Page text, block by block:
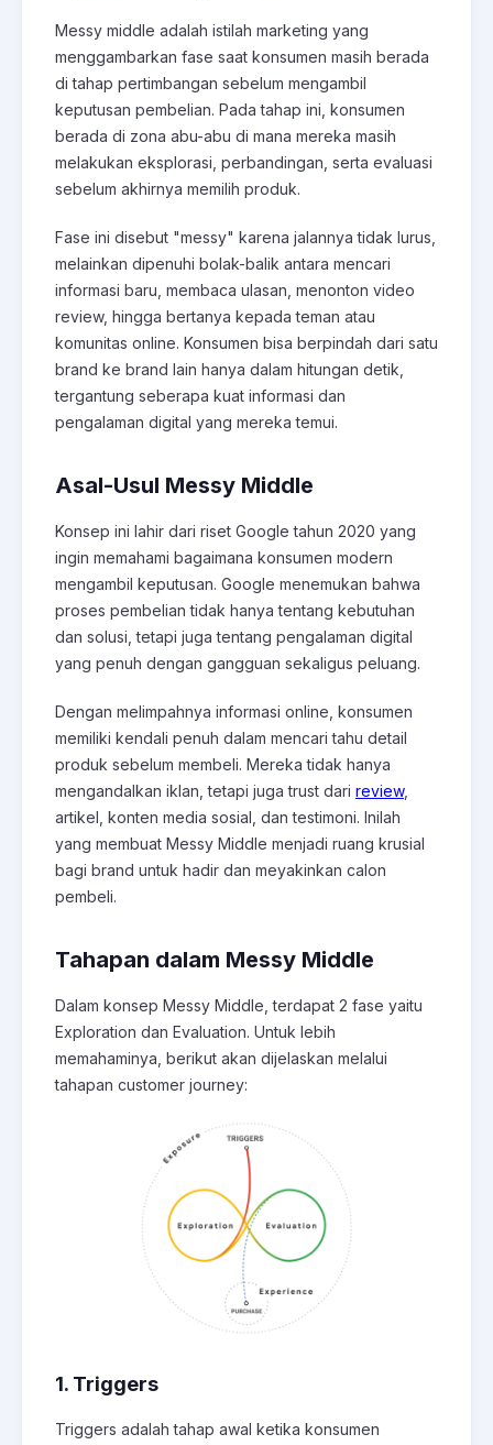
Messy middle adalah istilah marketing yang
menggambarkan fase saat konsumen masih berada
di tahap pertimbangan sebelum mengambil
keputusan pembelian. Pada tahap ini, konsumen
berada di zona abu-abu di mana mereka masih
melakukan eksplorasi, perbandingan, serta evaluasi
sebelum akhirnya memilih produk.
Fase ini disebut "messy" karena jalannya tidak lurus,
melainkan dipenuhi bolak-balik antara mencari
informasi baru, membaca ulasan, menonton video
review, hingga bertanya kepada teman atau
komunitas online. Konsumen bisa berpindah dari satu
brand ke brand lain hanya dalam hitungan detik,
tergantung seberapa kuat informasi dan
pengalaman digital yang mereka temui.
Asal-Usul Messy Middle
Konsep ini lahir dari riset Google tahun 2020 yang
ingin memahami bagaimana konsumen modern
mengambil keputusan. Google menemukan bahwa
proses pembelian tidak hanya tentang kebutuhan
dan solusi, tetapi juga tentang pengalaman digital
yang penuh dengan gangguan sekaligus peluang.
Dengan melimpahnya informasi online, konsumen
memiliki kendali penuh dalam mencari tahu detail
produk sebelum membeli. Mereka tidak hanya
mengandalkan iklan, tetapi juga trust dari review,
artikel, konten media sosial, dan testimoni. Inilah
yang membuat Messy Middle menjadi ruang krusial
bagi brand untuk hadir dan meyakinkan calon
pembeli.
Tahapan dalam Messy Middle
Dalam konsep Messy Middle, terdapat 2 fase yaitu
Exploration dan Evaluation. Untuk lebih
memahaminya, berikut akan dijelaskan melalui
tahapan customer journey:
1. Triggers
Triggers adalah tahap awal ketika konsumen